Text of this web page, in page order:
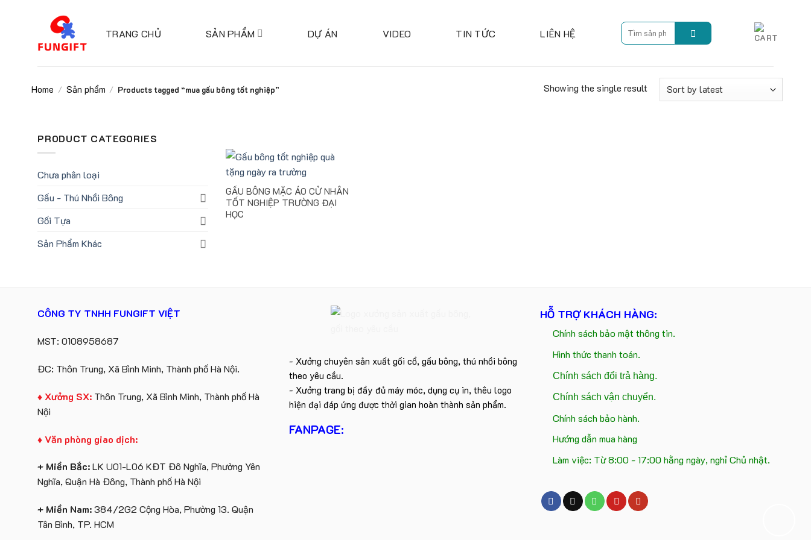
TRANG CHỦ SẢN PHẨM DỰ ÁN VIDEO TIN TỨC LIÊN HỆ
Search
for:
Home / Sản phẩm / Products tagged “mua gấu bông tốt nghiệp” Showing the single result
PRODUCT CATEGORIES
Chưa phân loại
Gấu - Thú Nhồi Bông
Gối Tựa
Sản Phẩm Khác
GẤU BÔNG MẶC ÁO CỬ NHÂN
TỐT NGHIỆP TRƯỜNG ĐẠI
HỌC
CÔNG TY TNHH FUNGIFT VIỆT
MST: 0108958687
ĐC: Thôn Trung, Xã Bình Minh, Thành phố Hà Nội.
♦ Xưởng SX: Thôn Trung, Xã Bình Minh, Thành phố Hà
Nội
♦ Văn phòng giao dịch:
+ Miền Bắc:LK U01-L06 KĐT Đô Nghĩa, Phường Yên
Nghĩa, Quận Hà Đông, Thành phố Hà Nội
+ Miền Nam:384/2G2 Cộng Hòa, Phường 13. Quận
Tân Bình, TP. HCM
- Xưởng chuyên sản xuất gối cổ, gấu bông, thú nhồi bông
theo yêu cầu.
- Xưởng trang bị đầy đủ máy móc, dụng cụ in, thêu logo
hiện đại đáp ứng được thời gian hoàn thành sản phẩm.
FANPAGE:
HỖ TRỢ KHÁCH HÀNG:
Chính sách bảo mật thông tin.
Hình thức thanh toán.
Chính sách đổi trả hàng.
Chính sách vận chuyển.
Chính sách bảo hành.
Hướng dẫn mua hàng
Làm việc: Từ 8:00 - 17:00 hằng ngày, nghỉ Chủ nhật.